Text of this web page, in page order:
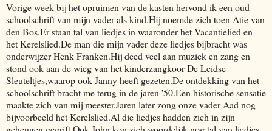
Vorige week bij het opruimen van de kasten hervond ik een oud
schoolschrift van mijn vader als kind.Hij noemde zich toen Atie van
den Bos.Er staan tal van liedjes in waaronder het Vacantielied en
het Kerelslied.De man die mijn vader deze liedjes bijbracht was
onderwijzer Henk Franken.Hij deed veel aan muziek en zang en
stond ook aan de wieg van het kinderzangkoor De Leidse
Sleuteltjes,waarop ook Janny heeft gezeten.De ontdekking van het
schoolschrift bracht me terug in de jaren '50.Een historische sensatie
maakte zich van mij meester.Jaren later zong onze vader Aad nog
bijvoorbeeld het Kerelslied.Al die liedjes hadden zich in zijn